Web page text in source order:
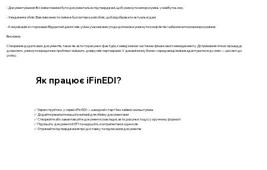
- Документування: Всі зміни повинні бути документально підтверджені, щоб уникнути непорозумінь у майбутньому.
- Уведення в облік: Важливо внести зміни в бухгалтерський облік, щоб відображати актуальні дані.
- Комунікація зі сторонами: Відкритий діалог між усіма учасниками угоди допоможе уникнути конфліктів і забезпечити взаєморозуміння.
Висновок
Створення додаткових документів, таких як акти та рахунки-фактури, є невід'ємною частиною фінансового менеджменту. Дотримання чітких процедур
дозволить уникнути юридичних проблем і зміцнить довіру між партнерами. У динамічному бізнес-середовищі вміння адаптуватися до змін — це ключ до
успіху.
✅ Зареєструйтесь у сервісі iFin EDI — швидкий старт без зайвих налаштувань
✅ Додайте реквізити вашої компанії для обміну документами
✅ Створюйте або завантажуйте документи (накладні, акти, рахунки тощо) у зручному форматі
✅ Підпишіть документи КЕП та надішліть контрагентам в один клік
✅ Отримайте підтвердження про доставку та підписання документів
Як працює iFinEDI?